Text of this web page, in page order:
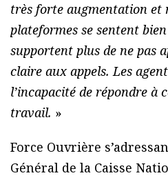
très forte augmentation et
plateformes se sentent
supportent plus de ne pas
claire aux appels. Les
l’incapacité de répondre à
travail. »
Force Ouvrière
Général de la Caisse